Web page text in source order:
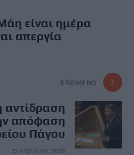
είναι ημέρα
απεργία
ΕΠΌΜΕΝΟ
απόφαση
Πάγου
27 Απριλίου, 2026